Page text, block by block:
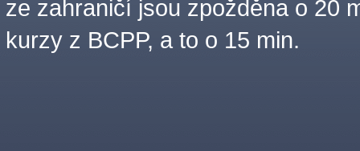
ze zahraničí jsou zpožděna o 20
kurzy z BCPP, a to o 15 min.